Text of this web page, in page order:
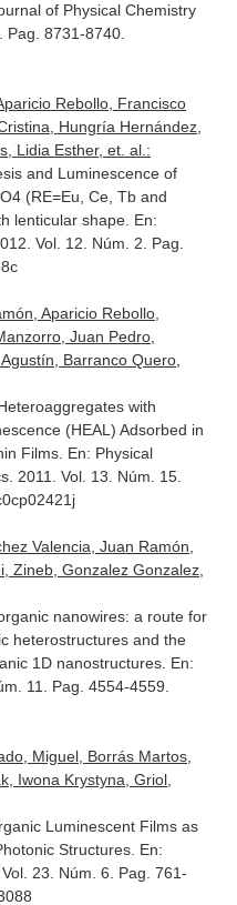
of Physical Chemistry
Pag. 8731-8740.
Rebollo, Francisco
Hungría Hernández,
Lidia Esther, et. al.:
and Luminescence of
(RE=Eu, Ce, Tb and
lenticular shape. En:
Vol. 12. Núm. 2. Pag.
Aparicio Rebollo,
Juan Pedro,
Barranco Quero,
with
(HEAL) Adsorbed in
Films. En: Physical
. 2011. Vol. 13. Núm. 15.
Valencia, Juan Ramón,
Zineb, Gonzalez Gonzalez,
nanowires: a route for
heterostructures and the
1D nanostructures. En:
11. Pag. 4554-4559.
Miguel, Borrás Martos,
Iwona Krystyna, Griol,
Luminescent Films as
Structures. En:
23. Núm. 6. Pag. 761-